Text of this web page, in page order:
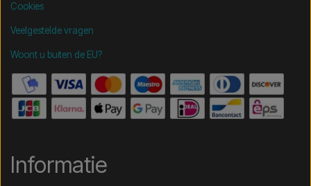
Cookies
Veelgestelde vragen
Woont u buiten de EU?
Informatie